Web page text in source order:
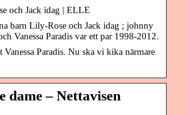
och Jack idag | ELLE
barn Lily-Rose och Jack idag ; johnny
Vanessa Paradis var ett par 1998-2012.
Paradis. Nu ska vi kika närmare
dame – Nettavisen